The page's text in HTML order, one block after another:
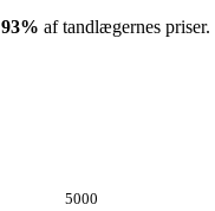
93% af tandlægernes priser.
5000